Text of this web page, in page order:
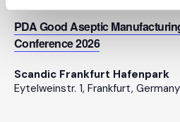
PDA Good Aseptic
Conference 2026
Scandic Frankfurt Hafenpark
Eytelweinstr. 1, Frankfurt, Germany